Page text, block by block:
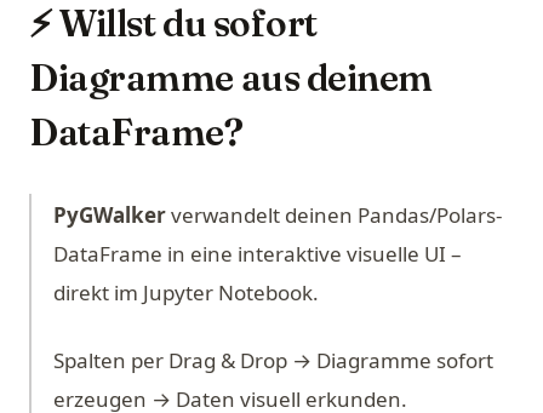
⚡ Willst du sofort
Diagramme aus deinem
DataFrame?
PyGWalkerverwandelt deinen Pandas/Polars-
DataFrame in eine interaktive visuelle UI –
direkt im Jupyter Notebook.
Spalten per Drag & Drop → Diagramme sofort
erzeugen → Daten visuell erkunden.